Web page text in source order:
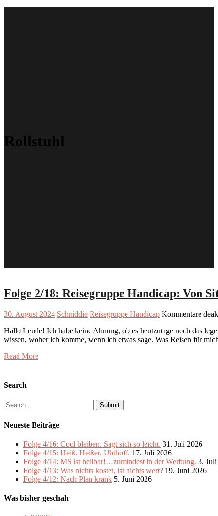
Rollstuhl
Folge 2/18: Reisegruppe Handicap: Von
30. August 2024 Schniddie Reisegruppe Handicap Kommentare
Hallo Leude! Ich habe keine Ahnung, ob es heutzutage noch das
wissen, woher ich komme, wenn ich etwas sage. Was Reisen für
Read More
Search
Search
for:
Neueste Beiträge
Folge 4/16: Cool bleiben. Sagt sich so leicht. 31. Juli 2026
Folge 4/15: Heiß. Heißer. Uhthoff. 17. Juli 2026
Folge 4/14: MS ist heilbar!…zumindest in der Werbung. 3.
Folge 4/13: Was nichts kostet, ist nichts wert? 19. Juni 2026
Folge 4/12: Nach Plan krank 5. Juni 2026
Was bisher geschah